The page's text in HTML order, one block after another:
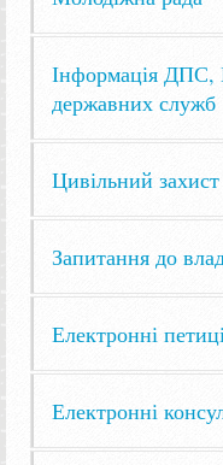
Інформація
державних служб
Цивільний захист
Запитання до
Електронні
Електронні